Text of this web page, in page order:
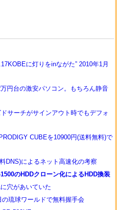
に灯りをinながた” 2010年1月
円台の激安パソコン。もちろん静音
サーチがサインアウト時でもデフォ
CUBEを10900円(送料無料)で
DNS)によるネット高速化の考察
のHDDクローン化によるHDD換装
穴があいていた
琉球ワールドで無料握手会